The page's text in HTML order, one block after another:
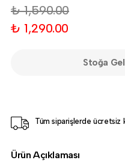
₺ 1,590.00
₺ 1,290.00
Stoğa
Tüm siparişlerde ücretsiz
Ürün Açıklaması